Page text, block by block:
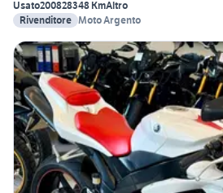
Usato200828348 KmAltro
Rivenditore Moto Argento